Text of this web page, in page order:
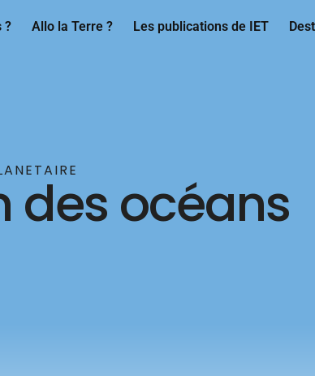
? Allo la Terre ? Les publications de IET
des océans